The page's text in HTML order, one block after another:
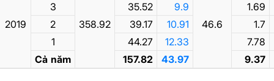
2019 358.92 46.6
3
35.52 9.9
1.69
2
39.17 10.91
1.7
1
44.27 12.33
7.78
Cả năm
157.82 43.97 9.37